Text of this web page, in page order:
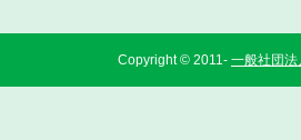
Copyright © 2011- 一般社団